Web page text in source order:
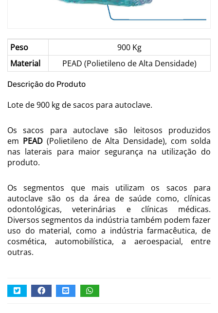
Peso
900 Kg
Material
PEAD (Polietileno de Alta Densidade)
Descrição do Produto
Lote de 900 kg de sacos para autoclave.
Os sacos para autoclave são leitosos produzidos
em PEAD (Polietileno de Alta Densidade), com solda
nas laterais para maior segurança na utilização do
produto.
Os segmentos que mais utilizam os sacos para
autoclave são os da área de saúde como, clínicas
odontológicas, veterinárias e clínicas médicas.
Diversos segmentos da indústria também podem fazer
uso do material, como a indústria farmacêutica, de
cosmética, automobilística, a aeroespacial, entre
outras.